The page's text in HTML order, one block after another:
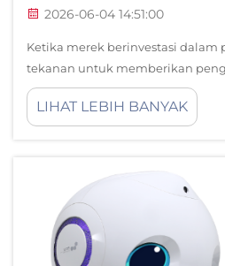
2026-06-04 14:51:00
Ketika merek berinvestasi dalam
tekanan untuk memberikan
terlupakan dan interaktif belum
di ruang pameran telah muncul
LIHAT LEBIH BANYAK